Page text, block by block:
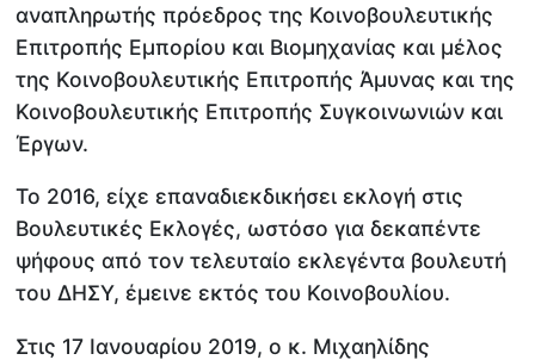
αναπληρωτής πρόεδρος της Κοινοβουλευτικής
Επιτροπής Εμπορίου και Βιομηχανίας και μέλος
της Κοινοβουλευτικής Επιτροπής Άμυνας και της
Κοινοβουλευτικής Επιτροπής Συγκοινωνιών και
Έργων.
Το 2016, είχε επαναδιεκδικήσει εκλογή στις
Βουλευτικές Εκλογές, ωστόσο για δεκαπέντε
ψήφους από τον τελευταίο εκλεγέντα βουλευτή
του ΔΗΣΥ, έμεινε εκτός του Κοινοβουλίου.
Στις 17 Ιανουαρίου 2019, ο κ. Μιχαηλίδης